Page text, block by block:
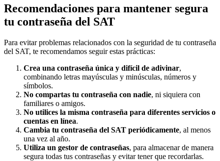
Recomendaciones para mantener segura
tu contraseña del SAT
Para evitar problemas relacionados con la seguridad de tu contraseña
del SAT, te recomendamos seguir estas prácticas:
Crea una contraseña única y difícil de adivinar,
combinando letras mayúsculas y minúsculas, números y
símbolos.
No compartas tu contraseña con nadie, ni siquiera con
familiares o amigos.
No utilices la misma contraseña para diferentes servicios o
cuentas en línea.
Cambia tu contraseña del SAT periódicamente, al menos
una vez al año.
Utiliza un gestor de contraseñas, para almacenar de manera
segura todas tus contraseñas y evitar tener que recordarlas.